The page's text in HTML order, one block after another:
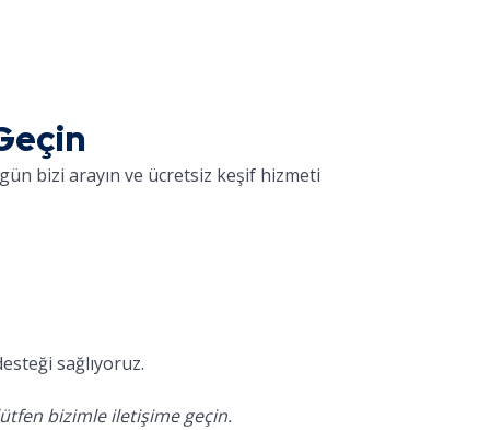
bizi arayın ve ücretsiz keşif hizmeti
sağlıyoruz.
bizimle iletişime geçin.